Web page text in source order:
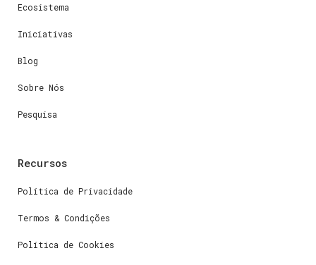
Ecosistema
Iniciativas
Blog
Sobre Nós
Pesquisa
Recursos
Política de Privacidade
Termos & Condições
Política de Cookies